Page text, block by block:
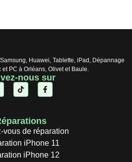
Huawei, Tablette, iPad, Dépannage
PC à Orléans, Olivet et Baule.
nous sur
vous de réparation
iPhone 11
iPhone 12